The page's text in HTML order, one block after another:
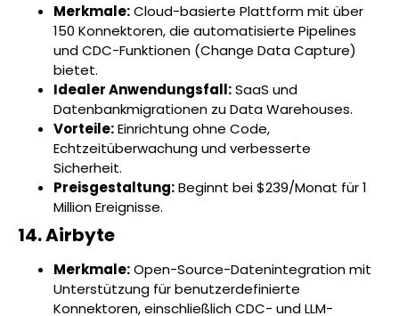
Merkmale:Cloud-basierte Plattform mit über
150 Konnektoren, die automatisierte Pipelines
und CDC-Funktionen (Change Data Capture)
bietet.
Idealer Anwendungsfall:SaaS und
Datenbankmigrationen zu Data Warehouses.
Vorteile:Einrichtung ohne Code,
Echtzeitüberwachung und verbesserte
Sicherheit.
Preisgestaltung:Beginnt bei $239/Monat für 1
Million Ereignisse.
14. Airbyte
Merkmale:Open-Source-Datenintegration mit
Unterstützung für benutzerdefinierte
Konnektoren, einschließlich CDC- und LLM-